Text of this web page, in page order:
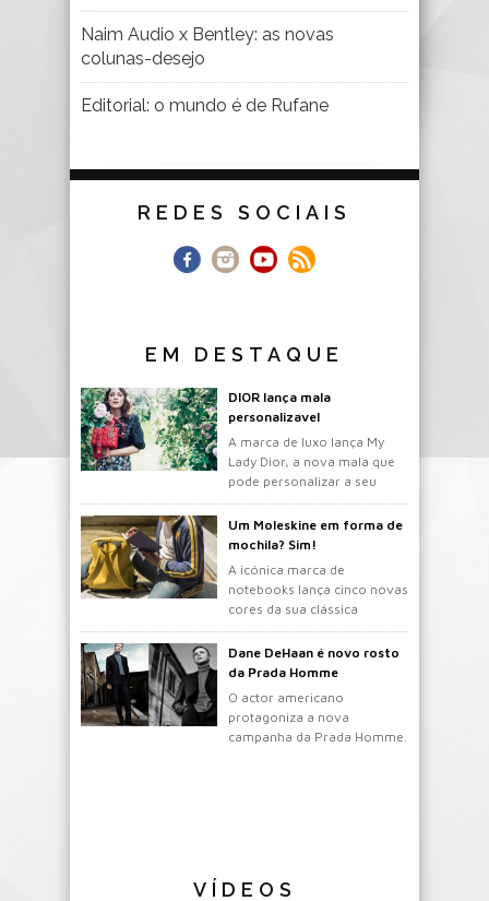
Naim Audio x Bentley: as novas
colunas-desejo
Editorial: o mundo é de Rufane
REDES SOCIAIS
EM DESTAQUE
DIOR lança mala
personalizavel
A marca de luxo lança My
Lady Dior, a nova mala que
pode personalizar a seu
gosto.
Um Moleskine em forma de
mochila? Sim!
A icónica marca de
notebooks lança cinco novas
cores da sua clássica
mochila.
Dane DeHaan é novo rosto
da Prada Homme
O actor americano
protagoniza a nova
campanha da Prada Homme.
VÍDEOS